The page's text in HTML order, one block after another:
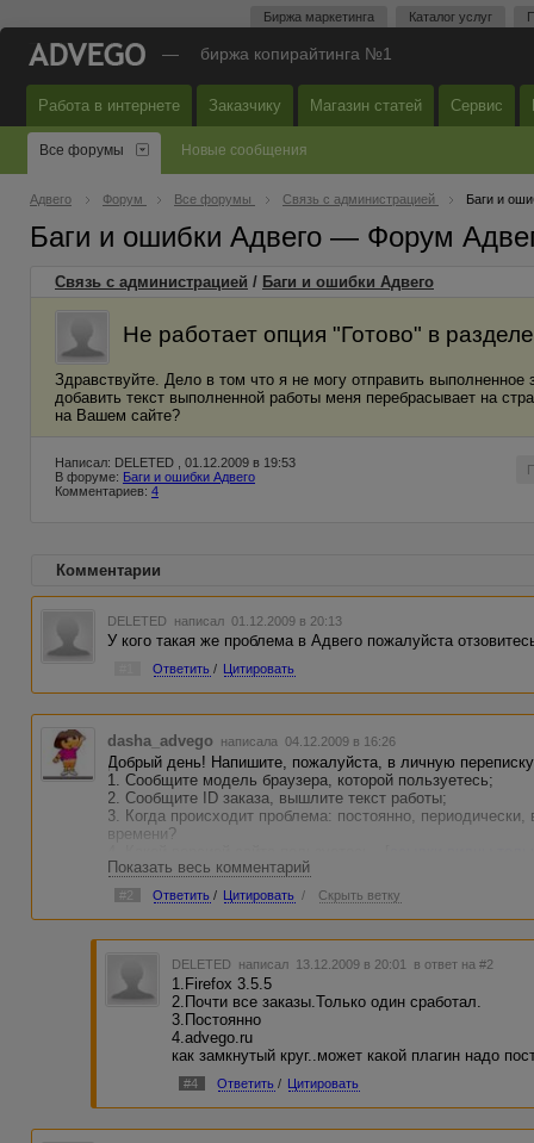
Биржа маркетинга Каталог услуг
— биржа копирайтинга №1
Работа в интернете Заказчику Магазин статей Сервис
Все форумы Новые сообщения
Адвего Форум Все форумы Связь с администрацией Баги и
Баги и ошибки Адвего — Форум
Связь с администрацией / Баги и ошибки Адвего
Не работает опция "Готово" в
Здравствуйте. Дело в том что я не могу отправить
добавить текст выполненной работы меня перебрасывает на
на Вашем сайте?
Написал: DELETED , 01.12.2009 в 19:53
В форуме: Баги и ошибки Адвего
Комментариев: 4
Комментарии
DELETED написал 01.12.2009 в 20:13
У кого такая же проблема в Адвего пожалуйста
Ответить / Цитировать
dasha_advego написала 04.12.2009 в 16:26
Добрый день! Напишите, пожалуйста, в личную
1. Сообщите модель браузера, которой пользуетесь;
2. Сообщите ID заказа, вышлите текст работы;
3. Когда происходит проблема: постоянно,
времени?
[ ссылки видны только авторизованным пользователям
Ждем от Вас более детального описания проблемы.
Показать весь комментарий
#2 Ответить / Цитировать / Скрыть ветку
DELETED написал 13.12.2009 в 20:01 в ответ на #2
1.Firefox 3.5.5
2.Почти все заказы.Только один сработал.
3.Постоянно
4.advego.ru
как замкнутый круг..может какой плагин надо
#4 Ответить / Цитировать